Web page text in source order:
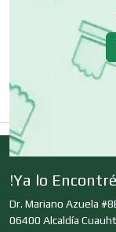
Dulcerías
!Ya lo
Dr. Mariano Azuela
06400 Alcaldía